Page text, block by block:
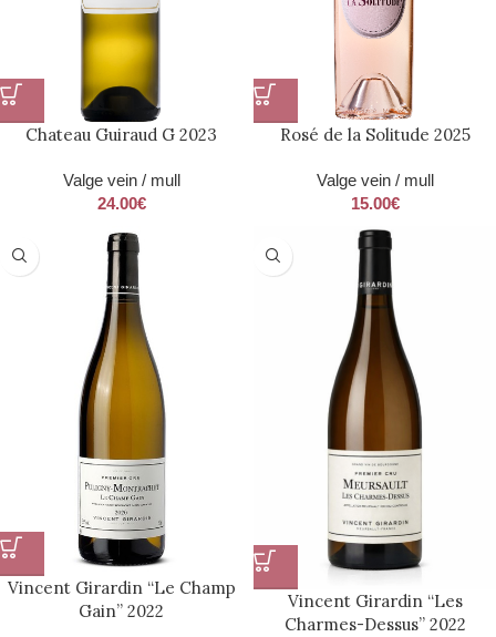
Chateau Guiraud G 2023
Valge vein / mull
24.00€
Rosé de la Solitude 2025
Valge vein / mull
15.00€
Vincent Girardin “Le Champ
Gain” 2022
Vincent Girardin “Les
Charmes-Dessus” 2022